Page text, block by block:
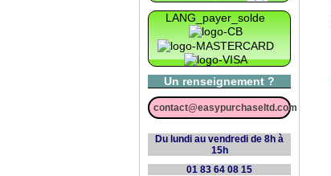
LANG_payer_solde
Un renseignement ?
contact@easypurchaseltd.com
Du lundi au vendredi de 8h à
15h
01 83 64 08 15